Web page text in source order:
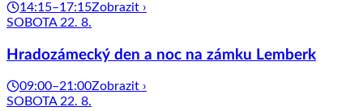
14:15–17:15Zobrazit ›
SOBOTA 22. 8.
Hradozámecký den a noc na zámku Lemberk
09:00–21:00Zobrazit ›
SOBOTA 22. 8.